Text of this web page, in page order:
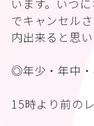
います。いつ
でキャンセル
内出来ると思い
◎年少・年中
15時より前の